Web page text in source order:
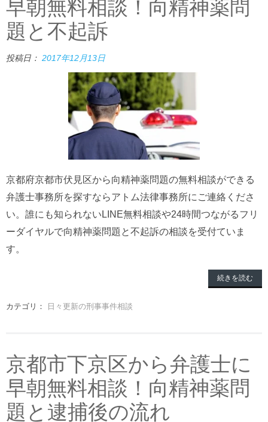
早朝無料相談！向精神薬問
題と不起訴
投稿日： 2017年12月13日
京都府京都市伏見区から向精神薬問題の無料相談ができる
弁護士事務所を探すならアトム法律事務所にご連絡くださ
い。誰にも知られないLINE無料相談や24時間つながるフリ
ーダイヤルで向精神薬問題と不起訴の相談を受付ていま
す。
続きを読む
カテゴリ： 日々更新の刑事事件相談
京都市下京区から弁護士に
早朝無料相談！向精神薬問
題と逮捕後の流れ